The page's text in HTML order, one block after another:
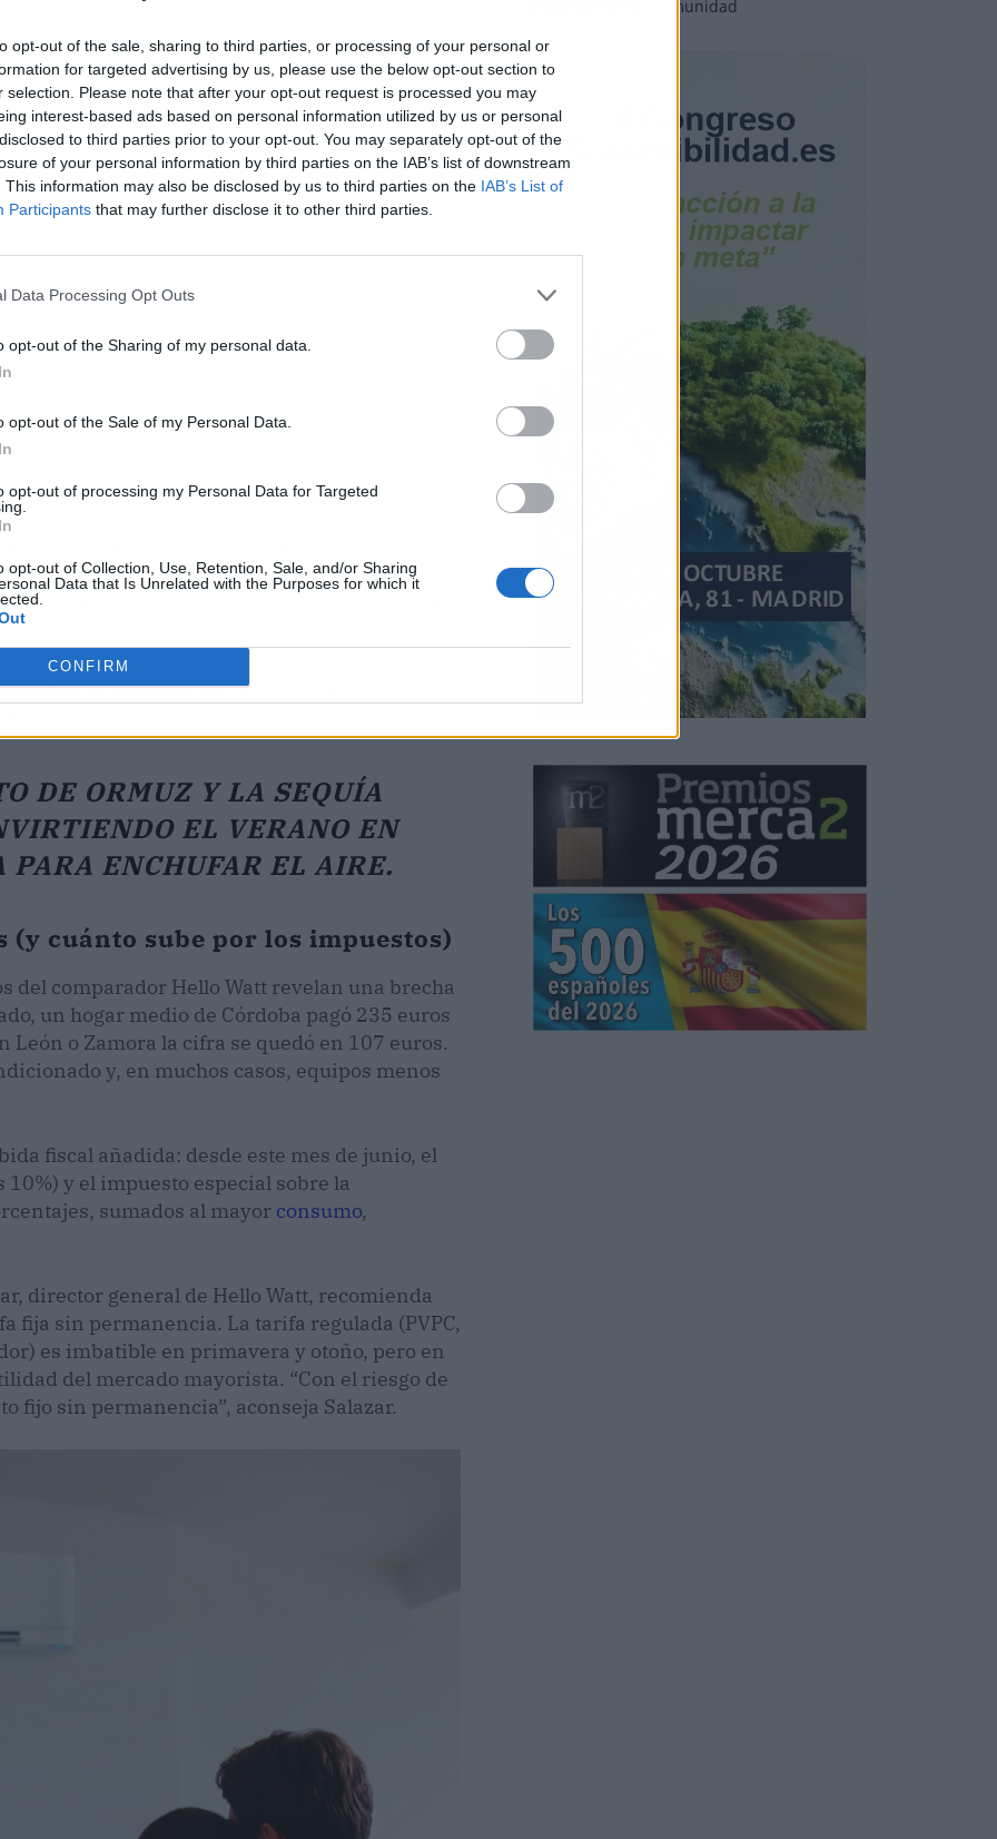
opt-out of the sale, sharing to third parties, or processing of your personal or
for targeted advertising by us, please use the below opt-out section to
selection. Please note that after your opt-out request is processed you may
interest-based ads based on personal information utilized by us or personal
to third parties prior to your opt-out. You may separately opt-out of the
of your personal information by third parties on the IAB’s list of downstream
This information may also be disclosed by us to third parties on the IAB’s List of
Participants that may further disclose it to other third parties.
Data Processing Opt Outs
opt-out of the Sharing of my personal data.
opt-out of the Sale of my Personal Data.
opt-out of processing my Personal Data for Targeted
opt-out of Collection, Use, Retention, Sale, and/or Sharing
Data that Is Unrelated with the Purposes for which it
CONFIRM
apenas cubre un 9% de la demanda,
a que las centrales de gas entren más horas y
de las franjas horarias, sin los habituales
unos 50 euros de luz, en julio y agosto la
a 80-85 euros.
DE ORMUZ Y LA SEQUÍA
EL VERANO EN
PARA ENCHUFAR EL AIRE.
(y cuánto sube por los impuestos)
del comparador Hello Watt revelan una brecha
un hogar medio de Córdoba pagó 235 euros
o Zamora la cifra se quedó en 107 euros.
y, en muchos casos, equipos menos
fiscal añadida: desde este mes de junio, el
y el impuesto especial sobre la
sumados al mayor consumo,
director general de Hello Watt, recomienda
fija sin permanencia. La tarifa regulada (PVPC,
es imbatible en primavera y otoño, pero en
del mercado mayorista. “Con el riesgo de
fijo sin permanencia”, aconseja Salazar.
comunidad